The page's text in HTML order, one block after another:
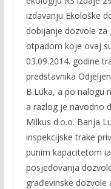
izdavanju Ekološke
dobijanje dozvole za
otpadom koje ovaj
03.09.2014. godine
predstavnika
B.Luka, a po nalogu
a razlog je navodno
Milkus d.o.o. Banja
inspekcijske trake
punim kapacitetom
posjedovanja
građevinske dozvole